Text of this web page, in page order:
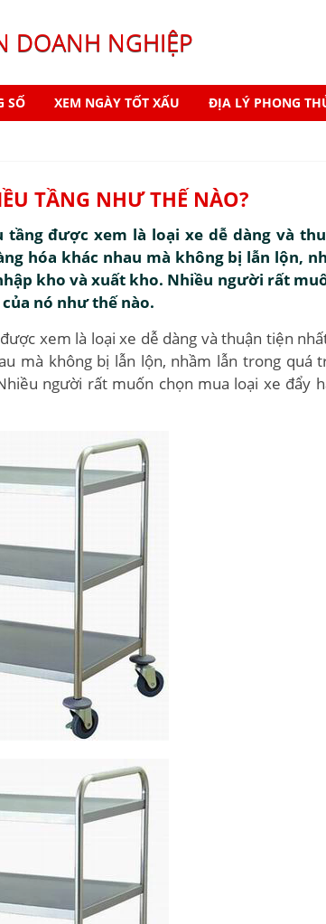
DOANH NGHIỆP
SỐ XEM NGÀY TỐT XẤU ĐỊA LÝ PHONG
TẦNG NHƯ THẾ NÀO?
tầng được xem là loại xe dễ dàng và
hóa khác nhau mà không bị lẫn lộn,
kho và xuất kho. Nhiều người rất
nó như thế nào.
xem là loại xe dễ dàng và thuận tiện
mà không bị lẫn lộn, nhầm lẫn trong quá
người rất muốn chọn mua loại xe đẩy